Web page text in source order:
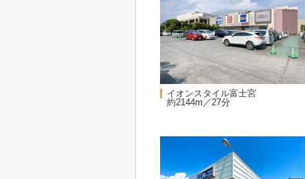
イオンスタイル富士宮
約2144m／27分